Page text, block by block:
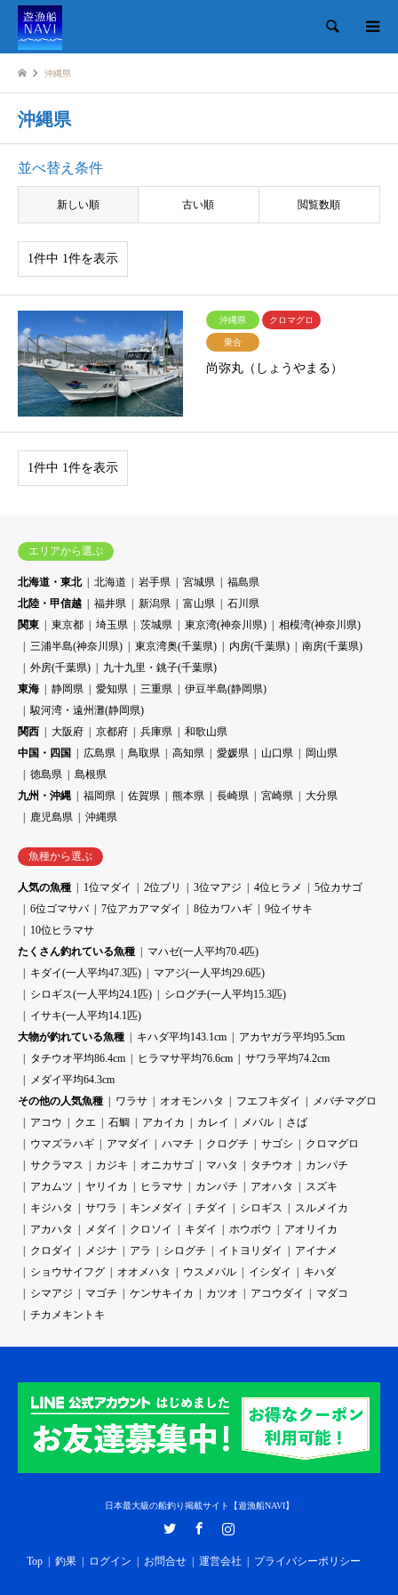
検索
沖縄県
沖縄県
並べ替え条件
新しい順 古い順 閲覧数順
1件中 1件を表示
沖縄県 クロマグロ
乗合
尚弥丸（しょうやまる）
1件中 1件を表示
エリアから選ぶ
北海道・東北 北海道 岩手県 宮城県
福島県
北陸・甲信越
福井県 新潟県 富山県
石川県
関東
東京都 埼玉県 茨城県 東京湾(神奈川県)
相模湾(神奈川県)
三浦半島(神奈川県)
東京湾奥(千葉県) 内房(千葉県)
南房(千葉県)
外房(千葉県)
九十九里・銚子(千葉県)
東海
静岡県 愛知県 三重県
伊豆半島(静岡県)
駿河湾・遠州灘(静岡県)
関西
大阪府 京都府 兵庫県
和歌山県
中国・四国
広島県 鳥取県 高知県 愛媛県 山口県
岡山県
徳島県
島根県
九州・沖縄
福岡県 佐賀県 熊本県 長崎県 宮崎県
大分県
鹿児島県
沖縄県
魚種から選ぶ
人気の魚種 1位マダイ 2位ブリ 3位マアジ 4位ヒラメ
5位カサゴ
6位ゴマサバ
7位アカアマダイ 8位カワハギ
9位イサキ
10位ヒラマサ
たくさん釣れている魚種
マハゼ(一人平均70.4匹)
キダイ(一人平均47.3匹)
マアジ(一人平均29.6匹)
シロギス(一人平均24.1匹)
シログチ(一人平均15.3匹)
イサキ(一人平均14.1匹)
大物が釣れている魚種
キハダ平均143.1cm
アカヤガラ平均95.5cm
タチウオ平均86.4cm
ヒラマサ平均76.6cm
サワラ平均74.2cm
メダイ平均64.3cm
その他の人気魚種
ワラサ オオモンハタ フエフキダイ
メバチマグロ
アコウ
クエ 石鯛 アカイカ カレイ メバル
さば
ウマズラハギ
アマダイ ハマチ クログチ サゴシ
クロマグロ
サクラマス
カジキ オニカサゴ マハタ タチウオ
カンパチ
アカムツ
ヤリイカ ヒラマサ カンパチ アオハタ
スズキ
キジハタ
サワラ キンメダイ チダイ シロギス
スルメイカ
アカハタ
メダイ クロソイ キダイ ホウボウ
アオリイカ
クロダイ
メジナ アラ シログチ イトヨリダイ
アイナメ
ショウサイフグ
オオメハタ ウスメバル イシダイ
キハダ
シマアジ
マゴチ ケンサキイカ カツオ アコウダイ
マダコ
チカメキントキ
日本最大級の船釣り掲載サイト【遊漁船NAVI】
Top 釣果 ログイン お問合せ 運営会社 プライバシーポリシー